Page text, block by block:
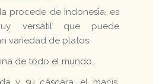
procede de Indonesia, es
versátil que puede
variedad de platos.
de todo el mundo.